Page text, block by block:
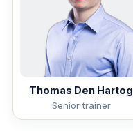
Thomas Den Hartog
Senior trainer